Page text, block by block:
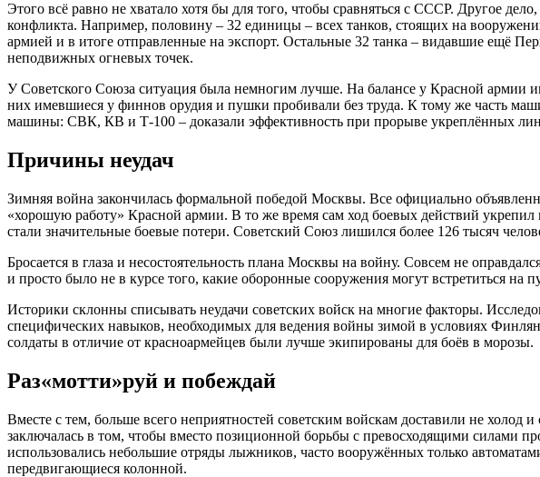
Этого всё равно не хватало хотя бы для того, чтобы сравняться с СССР. Другое
конфликта. Например, половину – 32 единицы – всех танков, стоящих на
армией и в итоге отправленные на экспорт. Остальные 32 танка – видавшие ещё
неподвижных огневых точек.
У Советского Союза ситуация была немногим лучше. На балансе у Красной
них имевшиеся у финнов орудия и пушки пробивали без труда. К тому же часть
машины: СВК, КВ и Т-100 – доказали эффективность при прорыве укреплённых
Причины неудач
Зимняя война закончилась формальной победой Москвы. Все официально
«хорошую работу» Красной армии. В то же время сам ход боевых действий укрепил
стали значительные боевые потери. Советский Союз лишился более 126 тысяч
Бросается в глаза и несостоятельность плана Москвы на войну. Совсем не
и просто было не в курсе того, какие оборонные сооружения могут встретиться
Историки склонны списывать неудачи советских войск на многие факторы.
специфических навыков, необходимых для ведения войны зимой в условиях
солдаты в отличие от красноармейцев были лучше экипированы для боёв в морозы.
Раз«мотти»руй и побеждай
Вместе с тем, больше всего неприятностей советским войскам доставили не
заключалась в том, чтобы вместо позиционной борьбы с превосходящими силами
использовались небольшие отряды лыжников, часто вооружённых только
передвигающиеся колонной.